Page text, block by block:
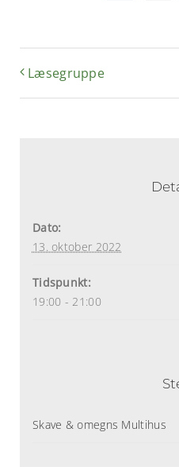
Læsegruppe
Dato:
13. oktober 2022
Tidspunkt:
19:00 - 21:00
Skave & omegns Multihus